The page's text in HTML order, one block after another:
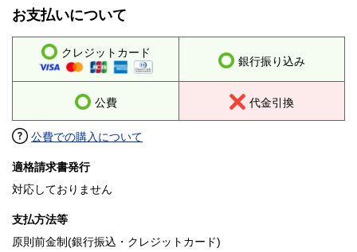
お支払いについて
クレジットカード
銀行振り込み
公費 代金引換
公費での購入について
適格請求書発行
対応しておりません
支払方法等
原則前金制(銀行振込・クレジットカード)